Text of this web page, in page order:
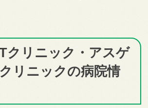
クリニック・アスゲ
リニックの病院情